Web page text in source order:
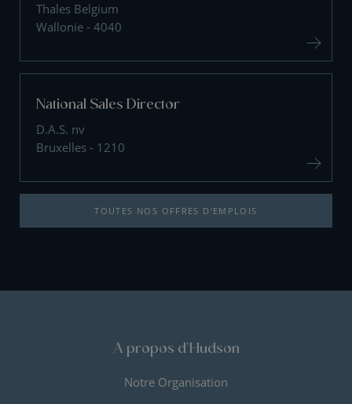
Thales Belgium
Wallonie - 4040
National Sales Director
D.A.S. nv
Bruxelles - 1210
TOUTES NOS OFFRES D'EMPLOIS
A propos d'Hudson
Notre Organisation